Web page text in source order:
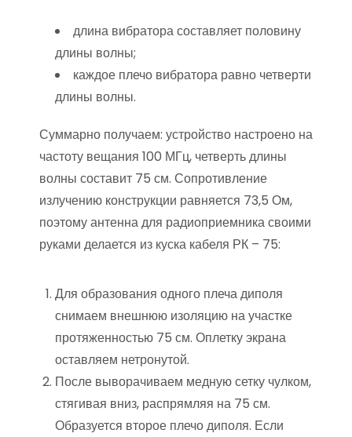
длина вибратора составляет половину
длины волны;
каждое плечо вибратора равно четверти
длины волны.
Суммарно получаем: устройство настроено на
частоту вещания 100 МГц, четверть длины
волны составит 75 см. Сопротивление
излучению конструкции равняется 73,5 Ом,
поэтому антенна для радиоприемника своими
руками делается из куска кабеля РК – 75:
Для образования одного плеча диполя
снимаем внешнюю изоляцию на участке
протяженностью 75 см. Оплетку экрана
оставляем нетронутой.
После выворачиваем медную сетку чулком,
стягивая вниз, распрямляя на 75 см.
Образуется второе плечо диполя. Если